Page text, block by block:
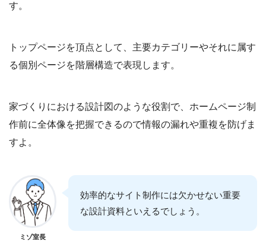
す。
トップページを頂点として、主要カテゴリーやそれに属す
る個別ページを階層構造で表現します。
家づくりにおける設計図のような役割で、ホームページ制
作前に全体像を把握できるので情報の漏れや重複を防げま
すよ。
ミゾ室長
効率的なサイト制作には欠かせない重要
な設計資料といえるでしょう。